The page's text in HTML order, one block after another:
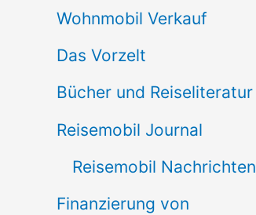
Wohnmobil Verkauf
Das Vorzelt
Bücher und Reiseliteratur
Reisemobil Journal
Reisemobil Nachrichten
Finanzierung von